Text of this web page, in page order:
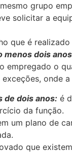
grupo
solicitar a
que é
menos dois
empregado o
onde
de dois anos: é
da função.
um plano de
que